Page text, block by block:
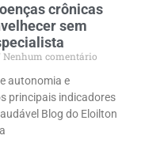
crônicas
sem
Nenhum comentário
autonomia e
principais indicadores
Blog do Eloilton